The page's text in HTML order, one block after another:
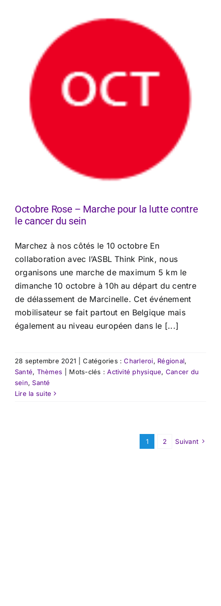
Octobre Rose – Marche pour la lutte contre
le cancer du sein
Marchez à nos côtés le 10 octobre En
collaboration avec l’ASBL Think Pink, nous
organisons une marche de maximum 5 km le
dimanche 10 octobre à 10h au départ du centre
de délassement de Marcinelle. Cet événement
mobilisateur se fait partout en Belgique mais
également au niveau européen dans le [...]
28 septembre 2021 Catégories :Charleroi, Régional,
Santé, Thèmes Mots-clés :Activité physique, Cancer du
sein,Santé
Lire la suite
1 2 Suivant